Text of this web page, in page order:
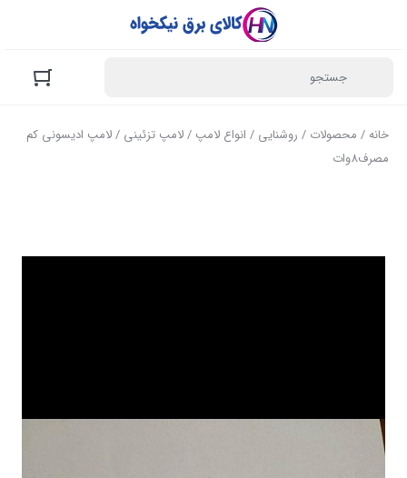
خانه/ محصولات / روشنایی / انواع لامپ /لامپ تزئینی / لامپ ادیسونی کم
مصرف8وات